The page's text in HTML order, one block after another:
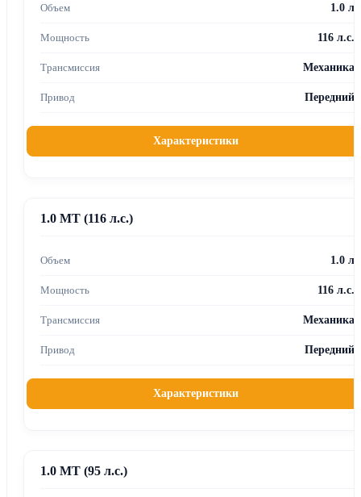
1.0 л
116 л.с.
Механика
Передний
Характеристики
1.0 MT (116 л.с.)
1.0 л
116 л.с.
Механика
Передний
Характеристики
1.0 MT (95 л.с.)